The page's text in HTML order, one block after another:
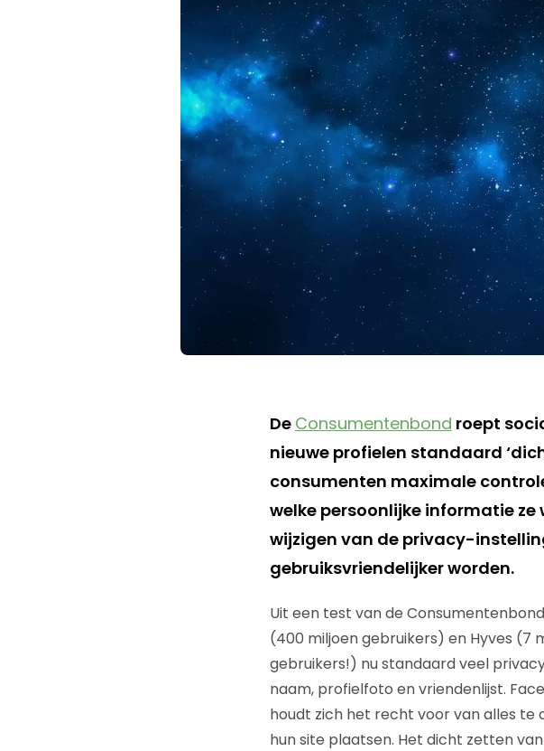
De Consumentenbond roept
nieuwe profielen standaard
consumenten maximale
welke persoonlijke informatie ze
wijzigen van de privacy-
gebruiksvriendelijker worden.
Uit een test van de
(400 miljoen gebruikers) en Hyves (7
gebruikers!) nu standaard veel
naam, profielfoto en vriendenlijst.
houdt zich het recht voor van alles te
hun site plaatsen. Het dicht zetten